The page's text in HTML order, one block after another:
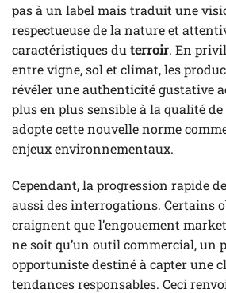
pas à un label mais traduit une
respectueuse de la nature et
caractéristiques du terroir. En
entre vigne, sol et climat, les
révéler une authenticité gustative
plus en plus sensible à la qualité de
adopte cette nouvelle norme
enjeux environnementaux.
Cependant, la progression rapide
aussi des interrogations. Certains
craignent que l’engouement
ne soit qu’un outil commercial, un
opportuniste destiné à capter une
tendances responsables. Ceci